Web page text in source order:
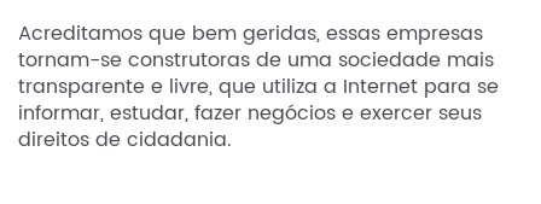
Acreditamos que bem geridas, essas empresas
tornam-se construtoras de uma sociedade mais
transparente e livre, que utiliza a Internet para se
informar, estudar, fazer negócios e exercer seus
direitos de cidadania.